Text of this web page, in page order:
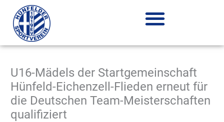
Inhalt
springen
U16-Mädels der Startgemeinschaft
Hünfeld-Eichenzell-Flieden erneut für
die Deutschen Team-Meisterschaften
qualifiziert